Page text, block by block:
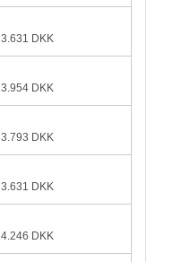
3.631 DKK
3.954 DKK
3.793 DKK
3.631 DKK
4.246 DKK